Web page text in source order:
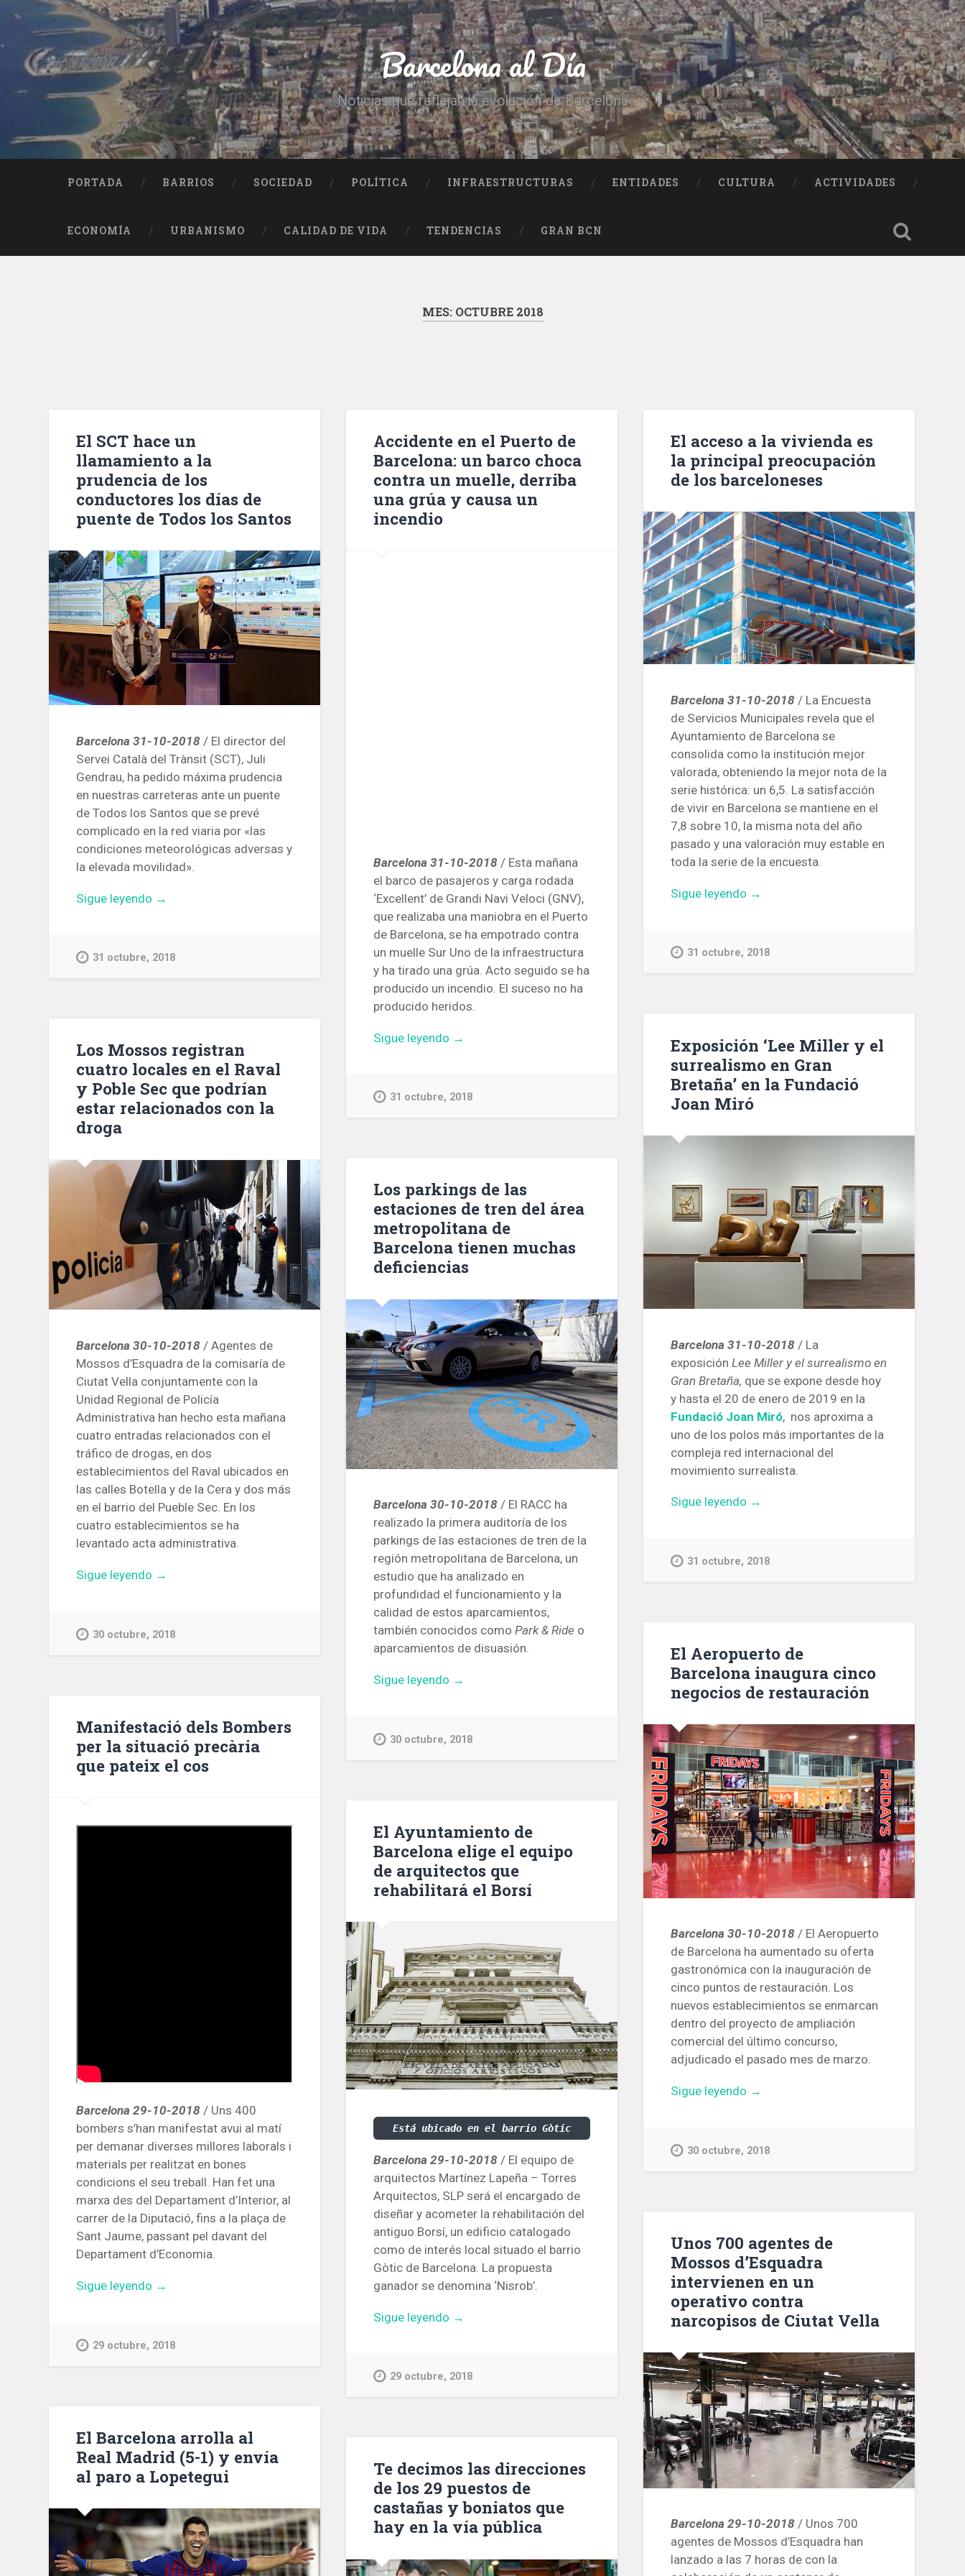
contenido
Buscar
Barcelona al Día
Noticias que reflejan la evolución de Barcelona
PORTADA BARRIOS SOCIEDAD POLÍTICA INFRAESTRUCTURAS ENTIDADES CULTURA ACTIVIDADES
ECONOMÍA URBANISMO CALIDAD DE VIDA TENDENCIAS GRAN BCN
MES: OCTUBRE 2018
El SCT hace un
llamamiento a la
prudencia de los
conductores los días de
puente de Todos los Santos
Barcelona 31-10-2018 / El director del
Servei Català del Trànsit (SCT), Juli
Gendrau, ha pedido máxima prudencia
en nuestras carreteras ante un puente
de Todos los Santos que se prevé
complicado en la red viaria por «las
condiciones meteorológicas adversas y
la elevada movilidad».
Sigue leyendo «El
un
los
conductores
los
días
de
Todos
Santos»
→
31 octubre, 2018
Accidente en el Puerto de
Barcelona: un barco choca
contra un muelle, derriba
una grúa y causa un
incendio
Barcelona 31-10-2018 / Esta mañana
el barco de pasajeros y carga rodada
‘Excellent’ de Grandi Navi Veloci (GNV),
que realizaba una maniobra en el Puerto
de Barcelona, se ha empotrado contra
un muelle Sur Uno de la infraestructura
y ha tirado una grúa. Acto seguido se ha
producido un incendio. El suceso no ha
producido heridos.
Sigue leyendo «Accidente
Puerto
contra
un
muelle,
derriba
una
causa
un
incendio»
→
31 octubre, 2018
El acceso a la vivienda es
la principal preocupación
de los barceloneses
Barcelona 31-10-2018 / La Encuesta
de Servicios Municipales revela que el
Ayuntamiento de Barcelona se
consolida como la institución mejor
valorada, obteniendo la mejor nota de la
serie histórica: un 6,5. La satisfacción
de vivir en Barcelona se mantiene en el
7,8 sobre 10, la misma nota del año
pasado y una valoración muy estable en
toda la serie de la encuesta.
Sigue leyendo «El
la
preocupación
de
los
barceloneses»
→
31 octubre, 2018
Exposición ‘Lee Miller y el
surrealismo en Gran
Bretaña’ en la Fundació
Joan Miró
Barcelona 31-10-2018 / La
exposiciónLee Miller y el surrealismo en
Gran Bretaña, que se expone desde hoy
y hasta el 20 de enero de 2019 en la
Fundació Joan Miró, nos aproxima a
uno de los polos más importantes de la
compleja red internacional del
movimiento surrealista.
Sigue leyendo «Exposición
y
Bretaña’
en
la
Fundació
Miró»
→
31 octubre, 2018
Los Mossos registran
cuatro locales en el Raval
y Poble Sec que podrían
estar relacionados con la
droga
Barcelona 30-10-2018 / Agentes de
Mossos d’Esquadra de la comisaría de
Ciutat Vella conjuntamente con la
Unidad Regional de Policía
Administrativa han hecho esta mañana
cuatro entradas relacionados con el
tráfico de drogas, en dos
establecimientos del Raval ubicados en
las calles Botella y de la Cera y dos más
en el barrio del Pueble Sec. En los
cuatro establecimientos se ha
levantado acta administrativa.
Sigue leyendo «Los
cuatro
Poble
Sec
que
relacionados
→
30 octubre, 2018
Los parkings de las
estaciones de tren del área
metropolitana de
Barcelona tienen muchas
deficiencias
Barcelona 30-10-2018 / El RACC ha
realizado la primera auditoría de los
parkings de las estaciones de tren de la
región metropolitana de Barcelona, un
estudio que ha analizado en
profundidad el funcionamiento y la
calidad de estos aparcamientos,
también conocidos comoPark & Ride o
aparcamientos de disuasión.
Sigue leyendo «Los
las
área
metropolitana
de
Barcelona
tienen
→
30 octubre, 2018
El Aeropuerto de
Barcelona inaugura cinco
negocios de restauración
Barcelona 30-10-2018 / El Aeropuerto
de Barcelona ha aumentado su oferta
gastronómica con la inauguración de
cinco puntos de restauración. Los
nuevos establecimientos se enmarcan
dentro del proyecto de ampliación
comercial del último concurso,
adjudicado el pasado mes de marzo.
Sigue leyendo «El
Barcelona
restauración»
→
30 octubre, 2018
Manifestació dels Bombers
per la situació precària
que pateix el cos
Barcelona 29-10-2018 / Uns 400
bombers s’han manifestat avui al matí
per demanar diverses millores laborals i
materials per realitzat en bones
condicions el seu treball. Han fet una
marxa des del Departament d’Interior, al
carrer de la Diputació, fins a la plaça de
Sant Jaume, passant pel davant del
Departament d’Economia.
Sigue leyendo «Manifestació
per
el
cos»
→
29 octubre, 2018
El Ayuntamiento de
Barcelona elige el equipo
de arquitectos que
rehabilitará el Borsí
Está ubicado en el barrio Gòtic
Barcelona 29-10-2018 / El equipo de
arquitectos Martínez Lapeña – Torres
Arquitectos, SLP será el encargado de
diseñar y acometer la rehabilitación del
antiguo Borsí, un edificio catalogado
como de interés local situado el barrio
Gòtic de Barcelona. La propuesta
ganador se denomina ‘Nisrob’.
Sigue leyendo «El
Barcelona
arquitectos
que
rehabilitará
el
Borsí»
→
29 octubre, 2018
Unos 700 agentes de
Mossos d’Esquadra
intervienen en un
operativo contra
narcopisos de Ciutat Vella
Barcelona 29-10-2018 / Unos 700
agentes de Mossos d’Esquadra han
lanzado a las 7 horas de con la
El Barcelona arrolla al
Real Madrid (5-1) y envía
al paro a Lopetegui
Te decimos las direcciones
de los 29 puestos de
castañas y boniatos que
hay en la vía pública